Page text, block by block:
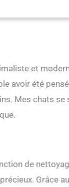
est
les inconvénients
de nettoyage
des animaux de
vente : profitez
Si vous rencontrez
pour répondre à
votre entière
et
avoir été
Mes chats
de
Grâce